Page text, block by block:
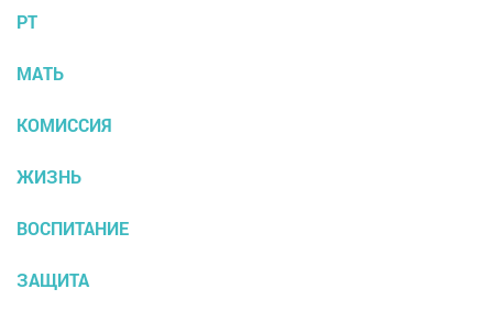
РТ
МАТЬ
КОМИССИЯ
ЖИЗНЬ
ВОСПИТАНИЕ
ЗАЩИТА